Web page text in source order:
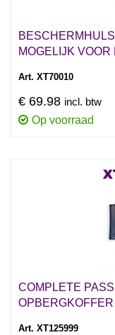
MOGELIJK
Art. XT70010
€ 69.98 incl. btw
Op voorraad
COMPLETE
OPBERGKOFFER
Art. XT125999